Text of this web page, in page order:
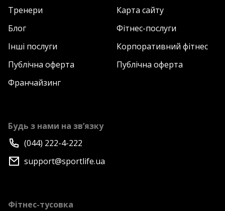
Тренери
Карта сайту
Блог
Фітнес-послуги
Інші послуги
Корпоративний фітнес
Публічна оферта
Публічна оферта
Франчайзинг
Будь з нами на зв’язку
(044) 222-4-222
support@sportlife.ua
Фітнес-тусовка